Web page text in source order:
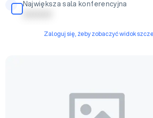
Największa sala konferencyjna
| | | | | | | | | |
Zaloguj się, żeby zobaczyć widok